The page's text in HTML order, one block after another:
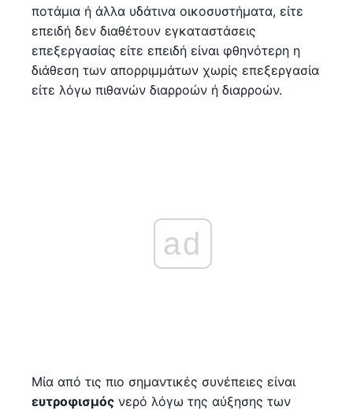
ποτάμια ή άλλα υδάτινα οικοσυστήματα, είτε
επειδή δεν διαθέτουν εγκαταστάσεις
επεξεργασίας είτε επειδή είναι φθηνότερη η
διάθεση των απορριμμάτων χωρίς επεξεργασία
είτε λόγω πιθανών διαρροών ή διαρροών.
ad
Μία από τις πιο σημαντικές συνέπειες είναι
ευτροφισμός νερό λόγω της αύξησης των